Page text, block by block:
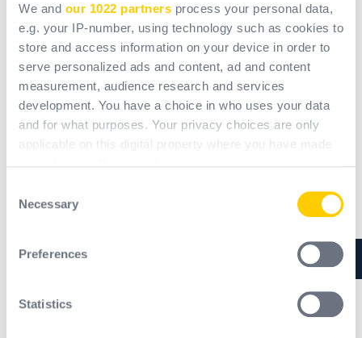
We and our 1022 partners process your personal data,
e.g. your IP-number, using technology such as cookies to
store and access information on your device in order to
serve personalized ads and content, ad and content
measurement, audience research and services
development. You have a choice in who uses your data
and for what purposes. Your privacy choices are only
applicable on this digital property where you have made
the Privacy trigger icon.
meters
Identify your device by actively scanning it for
Selection
Necessary
Preferences
Statistics
Pre-use inspection of PPE
Le condizioni dei DPI determinano le loro prestazioni.
- strappi,
- crepe sulle scarpe,
- graffi sulle visiere,